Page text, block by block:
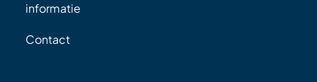
informatie
Contact